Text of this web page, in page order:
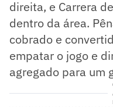
direita, e Carrera
dentro da área.
cobrado e
empatar o jogo e
agregado para um